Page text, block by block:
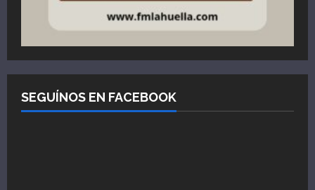
SEGUÍNOS EN FACEBOOK